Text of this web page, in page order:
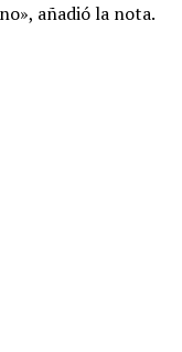
añadió la nota.